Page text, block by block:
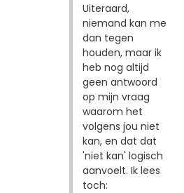
Uiteraard,
niemand kan me
dan tegen
houden, maar ik
heb nog altijd
geen antwoord
op mijn vraag
waarom het
volgens jou niet
kan, en dat dat
'niet kan' logisch
aanvoelt. Ik lees
toch: